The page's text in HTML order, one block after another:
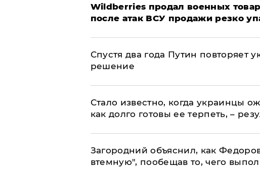
​Wildberries продал военных
после атак ВСУ продажи резко
Спустя два года Путин повторяет
решение
Стало известно, когда украинцы
как долго готовы ее терпеть, –
Загородний объяснил, как
втемную", пообещав то, чего